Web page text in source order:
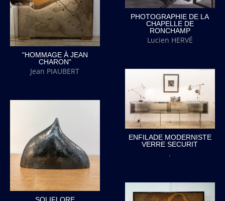
PHOTOGRAPHIE DE LA
CHAPELLE DE
RONCHAMP
Lucien HERVÉ
"HOMMAGE À JEAN
CHARON"
Jean PIAUBERT
ENFILADE MODERNISTE
VERRE SECURIT
.
SOLIFLORE